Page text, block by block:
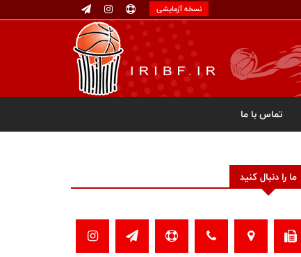
نسخه آزمایشی
تماس با ما
ما را دنبال کنید